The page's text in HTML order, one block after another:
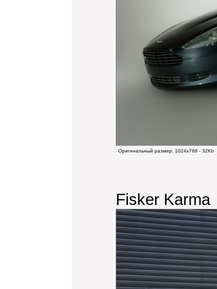
Оригинальный размер: 1024x768 - 32Kb
Fisker Karma